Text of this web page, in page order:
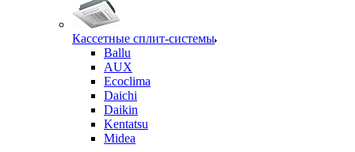
Кассетные сплит-системы
Ballu
AUX
Ecoclima
Daichi
Daikin
Kentatsu
Midea